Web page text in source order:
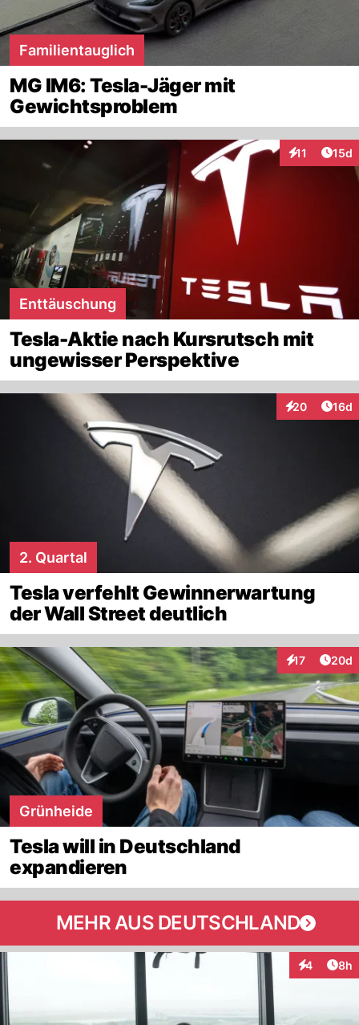
Familientauglich
MG IM6: Tesla-Jäger mit
Gewichtsproblem
11
Interaktionen
15d
Enttäuschung
Tesla-Aktie nach Kursrutsch mit
ungewisser Perspektive
20
Interaktionen
16d
2. Quartal
Tesla verfehlt Gewinnerwartung
der Wall Street deutlich
17
Interaktionen
20d
Grünheide
Tesla will in Deutschland
expandieren
MEHR AUS DEUTSCHLAND
4 8h